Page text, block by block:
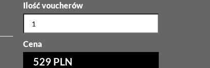
Ilość voucherów
Cena
529 PLN